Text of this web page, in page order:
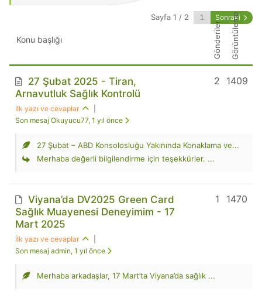
Sayfa 1 / 2 Sonraki
Konu başlığı Görüntüleme
Gönderiler
27 Şubat 2025 - Tiran,
Arnavutluk Sağlık Kontrolü
İlk yazı ve cevaplar
Son mesaj Okuyucu77, 1 yıl önce
1409
2
27 Şubat – ABD Konsolosluğu Yakınında Konaklama ve...
Merhaba değerli bilgilendirme için teşekkürler. ...
Viyana’da DV2025 Green Card
Sağlık Muayenesi Deneyimim - 17
Mart 2025
İlk yazı ve cevaplar
Son mesaj admin, 1 yıl önce
1470
1
Merhaba arkadaşlar, 17 Mart’ta Viyana’da sağlık ...